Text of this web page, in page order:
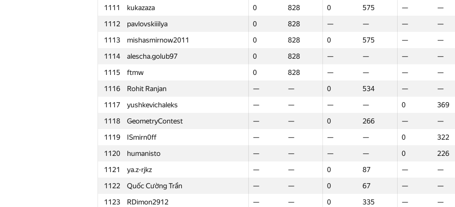
1111
kukazaza 0 828 0 575 —
—
1112
pavlovskiiilya 0 828 — — —
—
1113
mishasmirnow2011 0 828 0 575 —
—
1114
alescha.golub97 0 828 — — —
—
1115
ftmw 0 828 — — —
—
1116
Rohit Ranjan — — 0 534 —
—
1117
yushkevichaleks — — — — 0
369
1118
GeometryContest — — 0 266 —
—
1119
ISmirn0ff — — — — 0
322
1120
humanisto — — — — 0
226
1121
ya.z-rjkz — — 0 87 —
—
1122
Quốc Cường Trần — — 0 67 —
—
1123
RDimon2912 — — 0 335 —
—
Участник 2
GP30 Место